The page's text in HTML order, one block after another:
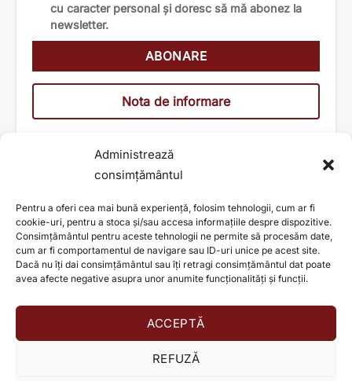
Administrează
consimțământul
Pentru a oferi cea mai bună experiență, folosim tehnologii, cum ar fi
cookie-uri, pentru a stoca și/sau accesa informațiile despre dispozitive.
Consimțământul pentru aceste tehnologii ne permite să procesăm date,
cum ar fi comportamentul de navigare sau ID-uri unice pe acest site.
Dacă nu îți dai consimțământul sau îți retragi consimțământul dat poate
avea afecte negative asupra unor anumite funcționalități și funcții.
ACCEPTĂ
REFUZĂ
cu caracter personal și doresc să mă abonez la
newsletter.
Nota de informare
AJUTĂ ȘI TU LA SCHIMBAREA UNEI VIEȚI!